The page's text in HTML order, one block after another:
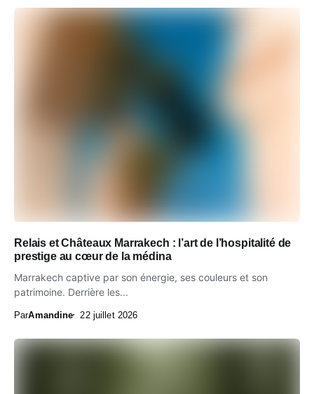
Relais et Châteaux Marrakech : l’art de l’hospitalité de
prestige au cœur de la médina
Marrakech captive par son énergie, ses couleurs et son
patrimoine. Derrière les...
ParAmandine 22 juillet 2026